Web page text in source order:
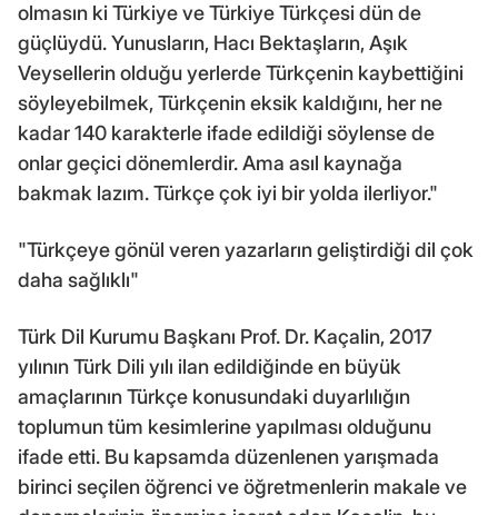
olmasın ki Türkiye ve Türkiye Türkçesi dün de
güçlüydü. Yunusların, Hacı Bektaşların, Aşık
Veysellerin olduğu yerlerde Türkçenin kaybettiğini
söyleyebilmek, Türkçenin eksik kaldığını, her ne
kadar 140 karakterle ifade edildiği söylense de
onlar geçici dönemlerdir. Ama asıl kaynağa
bakmak lazım. Türkçe çok iyi bir yolda ilerliyor."
"Türkçeye gönül veren yazarların geliştirdiği dil çok
daha sağlıklı"
Türk Dil Kurumu Başkanı Prof. Dr. Kaçalin, 2017
yılının Türk Dili yılı ilan edildiğinde en büyük
amaçlarının Türkçe konusundaki duyarlılığın
toplumun tüm kesimlerine yapılması olduğunu
ifade etti. Bu kapsamda düzenlenen yarışmada
birinci seçilen öğrenci ve öğretmenlerin makale ve